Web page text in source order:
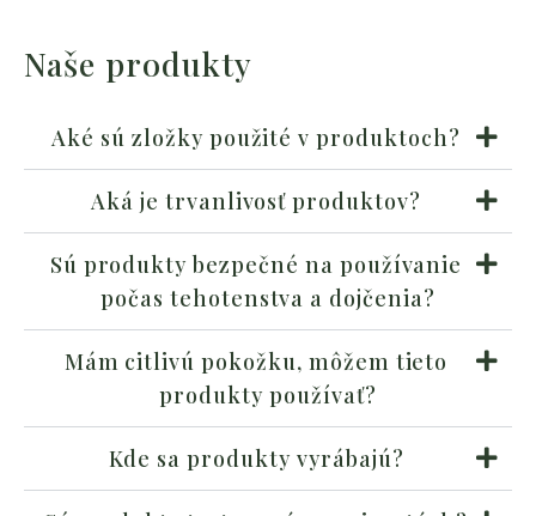
Naše produkty
Aké sú zložky použité v produktoch?
Aká je trvanlivosť produktov?
Sú produkty bezpečné na používanie
počas tehotenstva a dojčenia?
Mám citlivú pokožku, môžem tieto
produkty používať?
Kde sa produkty vyrábajú?